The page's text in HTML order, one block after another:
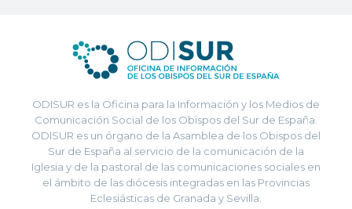
ODISUR es la Oficina para la Información y los Medios de
Comunicación Social de los Obispos del Sur de España.
ODISUR es un órgano de la Asamblea de los Obispos del
Sur de España al servicio de la comunicación de la
Iglesia y de la pastoral de las comunicaciones sociales en
el ámbito de las diócesis integradas en las Provincias
Eclesiásticas de Granada y Sevilla.